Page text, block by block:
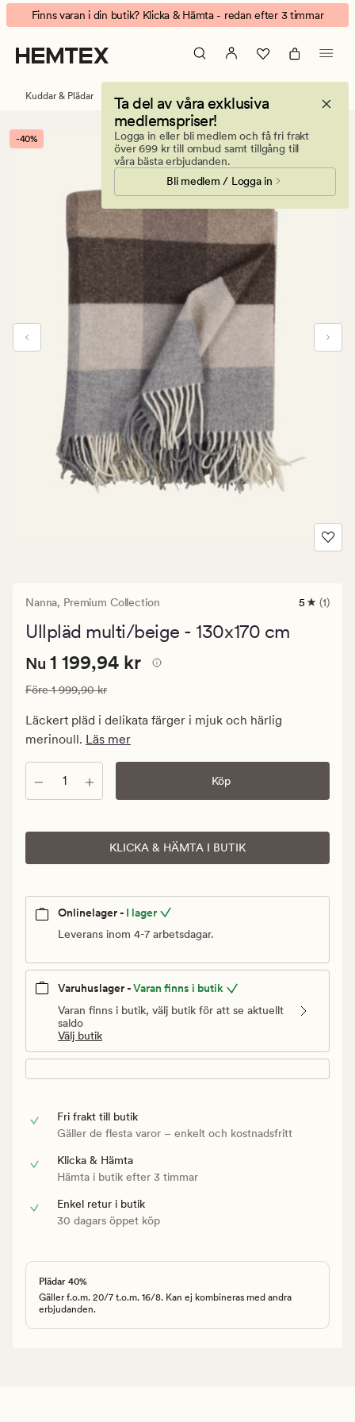
Nanna
ullpläd
multi/beige
Animerad
banner.
Klicka
på
att
pausa.
Finns varan i din butik? Klicka & Hämta - redan efter 3 timmar
Ta del av våra exklusiva
medlemspriser!
Logga in eller bli medlem och få fri frakt
över 699 kr till ombud samt tillgång till
våra bästa erbjudanden.
Bli medlem / Logga in
Kuddar & Plädar Plädar Ullplädar
-40%
Nanna, Premium Collection
1
5 (1)
Ullpläd multi/beige - 130x170 cm
Nuvarande
1
199,94
kr
Nuvarande pris
Nu 1 199,94 kr
Ordinarie pris 1 999,90 kr
Före1 999,90 kr
Läckert pläd i delikata färger i mjuk och härlig
merinoull. Läs mer
Antal Köp
KLICKA & HÄMTA I BUTIK
Onlinelager - I lager
Leverans inom 4-7 arbetsdagar.
Varuhuslager -Varan finns i butik
Varan finns i butik, välj butik för att se aktuellt
saldo
Välj butik
Fri frakt till butik
Gäller de flesta varor – enkelt och kostnadsfritt
Klicka & Hämta
Hämta i butik efter 3 timmar
Enkel retur i butik
30 dagars öppet köp
Plädar 40%
Gäller f.o.m. 20/7 t.o.m. 16/8. Kan ej kombineras med andra
erbjudanden.